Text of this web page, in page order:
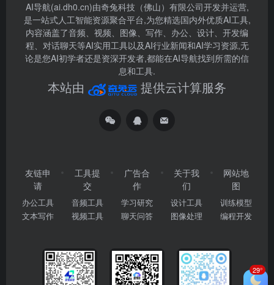
AI导航(ai.dh0.cn)由奇兔科技（佛山）有限公司开发并运营,
是一站式人工智能资源聚合平台,为您精选国内外优质AI工具,
内容涵盖了音频、视频、图像、写作、办公、设计、开发编
程、对话聊天等AI实用工具以及AI行业新闻和AI学习资源,无
论是您AI初学者还是资深开发者,都能在AI导航找到所需的信
息和工具.
本站由 提供云计算服务
友链申
请
办公工具
文本写作
工具提
交
音频工具
视频工具
广告合
作
学习研究
聊天问答
关于我
们
设计工具
图像处理
网站地
图
训练模型
编程开发
29°